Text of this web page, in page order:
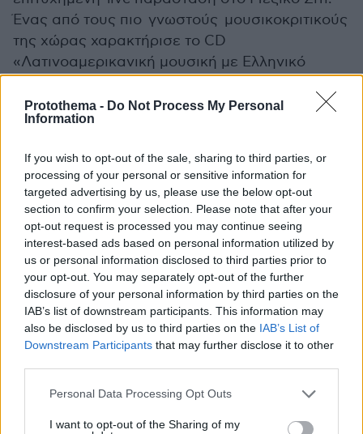
Protothema - Do Not Process My Personal
Information
If you wish to opt-out of the sale, sharing to third parties, or
processing of your personal or sensitive information for
targeted advertising by us, please use the below opt-out
section to confirm your selection. Please note that after your
opt-out request is processed you may continue seeing
interest-based ads based on personal information utilized by
us or personal information disclosed to third parties prior to
your opt-out. You may separately opt-out of the further
disclosure of your personal information by third parties on the
IAB’s list of downstream participants. This information may
also be disclosed by us to third parties on the IAB’s List of
Downstream Participants that may further disclose it to other
Please note that this website/app uses one or more Google
not limited to your visit or usage behaviour. You may click to
Personal Data Processing Opt Outs
I want to opt-out of the Sharing of my
Ένας από τους πιο γνωστούς μουσικοκριτικούς
της χώρας χαρακτήρισε το CD
«Λατινοαμερικανική μουσική με Ελληνικό
Τι σας είπε ο Μίκης Θεοδωράκης για τη
σε ποίηση Πάμπλο Νερούντα;
Πριν χρόνια ακούγοντας για πρώτη φορά το
Canto General του Μίκη Θεοδωράκη είχα
αγαπήσει μια μελώδια γραμμένη για χορωδία
και ορχήστρα από το τραγούδι Los
Libertadores. Αυτό το συγκεκριμένο μουσικό
θέμα με άγγιζε κάθε φορά με έναν ανεξήγητο,
μοναδικό τρόπο. Και ήξερα από την αρχή των
ηχογραφήσεων, πως ήθελα αυτή η μελωδία να
ποίηση του Canto General είναι του μεγάλου
Χιλιανού ποιητή Pablo Neruda. Υπήρχε όμως